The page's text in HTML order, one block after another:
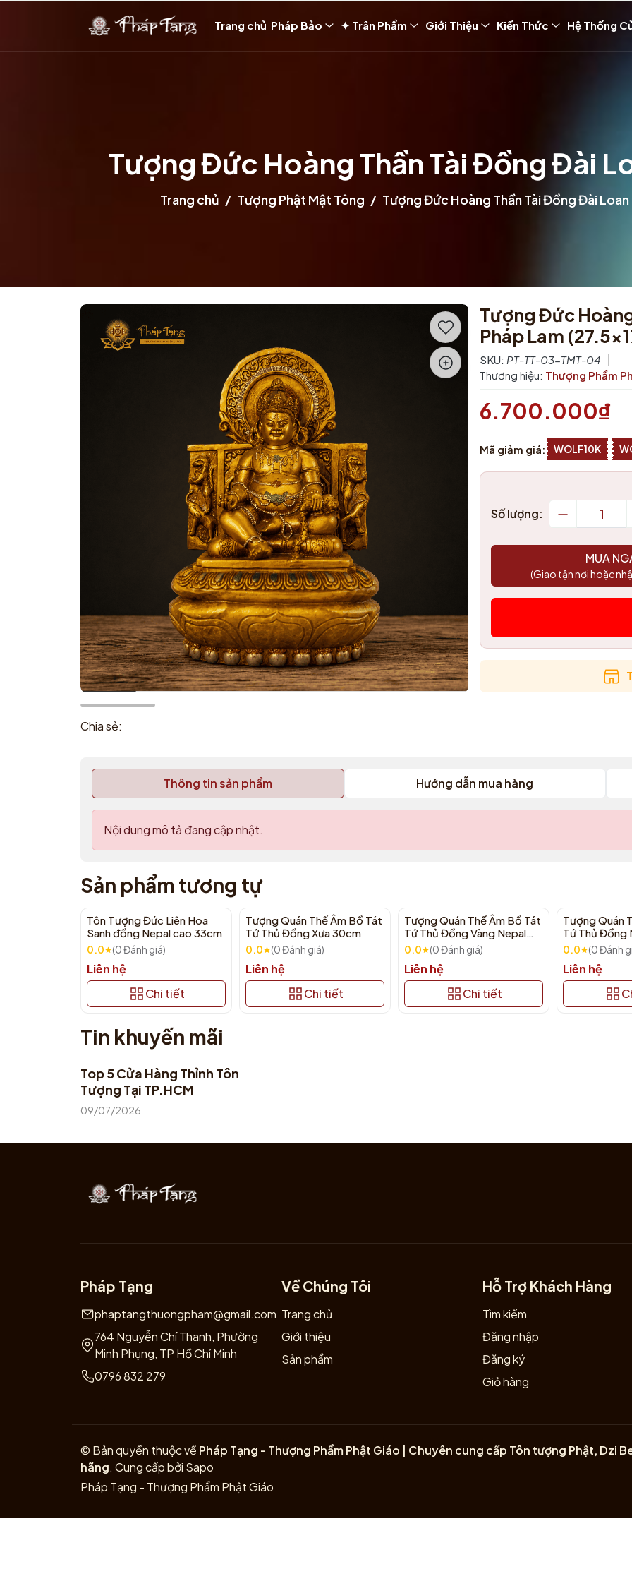
Trang chủ Pháp Bảo ✦ Trân Phẩm Giới Thiệu Kiến Thức Hệ Thống
Tượng Đức Hoàng Thần Tài Đồng Đài
Trang chủ Tượng Phật Mật Tông Tượng Đức Hoàng Thần Tài Đồng Đài
Chia sẻ:
Tượng Đức
Pháp Lam
SKU: PT-TT-03-TMT-04
Thương hiệu: Thượng Phẩm
6.700.000₫
Mã giảm giá: WOLF10K
Số lượng:
MUA
(Giao tận nơi hoặc
Thông tin sản phẩm Hướng dẫn mua hàng
Nội dung mô tả đang cập nhật.
Sản phẩm tương tự
Tôn Tượng Đức Liên Hoa
Sanh đồng Nepal cao 33cm
0.0 (0 Đánh giá)
Liên hệ
Chi tiết
Tượng Quán Thế Âm Bồ Tát
Tứ Thủ Đồng Xưa 30cm
0.0 (0 Đánh giá)
Liên hệ
Chi tiết
Tượng Quán Thế Âm Bồ Tát
Tứ Thủ Đồng Vàng Nepal
32cm
0.0 (0 Đánh giá)
Liên hệ
Chi tiết
Tượng Quán
Tứ Thủ Đồng
0.0 (0 Đánh
Liên hệ
Tin khuyến mãi
Top 5 Cửa Hàng Thỉnh Tôn
Tượng Tại TP.HCM
09/07/2026
Pháp Tạng
phaptangthuongpham@gmail.com
764 Nguyễn Chí Thanh, Phường
Minh Phụng, TP Hồ Chí Minh
0796 832 279
Về Chúng Tôi
Trang chủ
Giới thiệu
Sản phẩm
Hỗ Trợ Khách Hàng
Tìm kiếm
Đăng nhập
Đăng ký
Giỏ hàng
© Bản quyền thuộc về Pháp Tạng - Thượng Phẩm Phật Giáo | Chuyên cung cấp Tôn tượng Phật, Dzi
hãng. Cung cấp bởi Sapo
Pháp Tạng - Thượng Phẩm Phật Giáo